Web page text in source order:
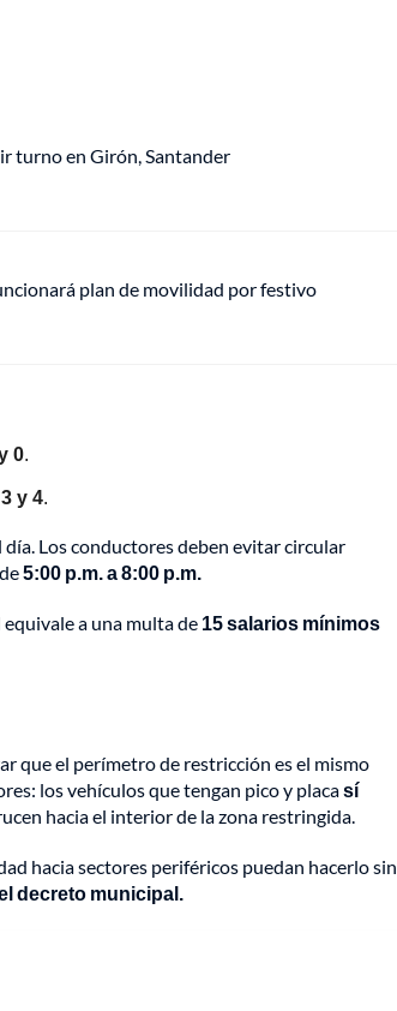
turno en Girón, Santander
plan de movilidad por festivo
0.
3 y 4.
Los conductores deben evitar circular
5:00 p.m. a 8:00 p.m.
equivale a una multa de 15 salarios mínimos
que el perímetro de restricción es el mismo
los vehículos que tengan pico y placasí
hacia el interior de la zona restringida.
hacia sectores periféricos puedan hacerlo sin
decreto municipal.